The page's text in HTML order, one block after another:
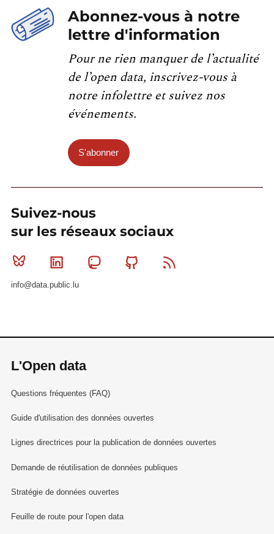
Abonnez-vous à notre
lettre d'information
Pour ne rien manquer de l’actualité
de l’open data, inscrivez-vous à
notre infolettre et suivez nos
événements.
S'abonner
Suivez-nous
sur les réseaux sociaux
Bluesky Linkedin MastodonGithub
info@data.public.lu
L'Open data
Questions fréquentes (FAQ)
Guide d'utilisation des données ouvertes
Lignes directrices pour la publication de données ouvertes
Demande de réutilisation de données publiques
Stratégie de données ouvertes
Feuille de route pour l'open data